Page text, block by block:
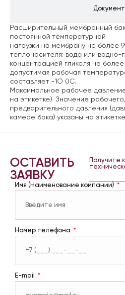
Расширительный мембранный
постоянной температурной
нагрузки на мембрану не более
теплоносителя: вода или водно-
концентрацией гликоля не
допустимая рабочая
составляет -1О 0С.
Максимальное рабочее
на этикетке). Значение
предварительного давления
камере бака) указаны на
ОСТАВИТЬ
ЗАЯВКУ
Получите
Имя (Наименование компании)
Номер телефона
E-mail